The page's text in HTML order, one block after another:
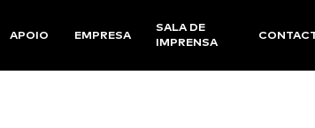
APOIO EMPRESA
SALA DE
IMPRENSA